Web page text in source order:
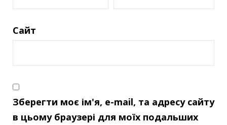
Сайт
Зберегти моє ім'я, e-mail, та адресу сайту
в цьому браузері для моїх подальших